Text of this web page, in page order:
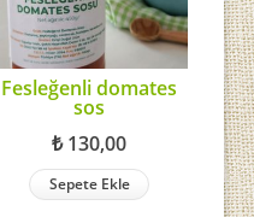
Fesleğenli domates
sos
₺130,00
Sepete Ekle